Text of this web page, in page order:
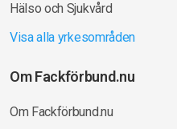
Hälso och Sjukvård
Visa alla yrkesområden
Om Fackförbund.nu
Om Fackförbund.nu